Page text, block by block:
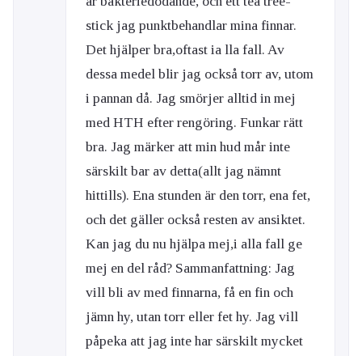
stick jag punktbehandlar mina finnar.
Det hjälper bra,oftast ia lla fall. Av
dessa medel blir jag också torr av, utom
i pannan då. Jag smörjer alltid in mej
med HTH efter rengöring. Funkar rätt
bra. Jag märker att min hud mår inte
särskilt bar av detta(allt jag nämnt
hittills). Ena stunden är den torr, ena fet,
och det gäller också resten av ansiktet.
Kan jag du nu hjälpa mej,i alla fall ge
mej en del råd? Sammanfattning: Jag
vill bli av med finnarna, få en fin och
jämn hy, utan torr eller fet hy. Jag vill
påpeka att jag inte har särskilt mycket